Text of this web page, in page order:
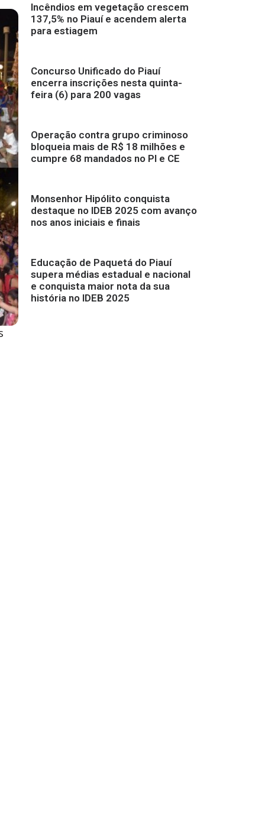
Incêndios em vegetação crescem
137,5% no Piauí e acendem alerta
para estiagem
Concurso Unificado do Piauí
encerra inscrições nesta quinta-
feira (6) para 200 vagas
Operação contra grupo criminoso
bloqueia mais de R$ 18 milhões e
cumpre 68 mandados no PI e CE
Monsenhor Hipólito conquista
destaque no IDEB 2025 com avanço
nos anos iniciais e finais
Educação de Paquetá do Piauí
supera médias estadual e nacional
e conquista maior nota da sua
história no IDEB 2025